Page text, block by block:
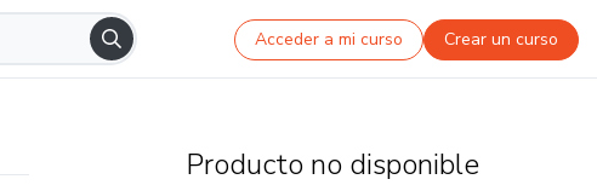
Acceder a mi curso Crear un curso
Producto no disponible